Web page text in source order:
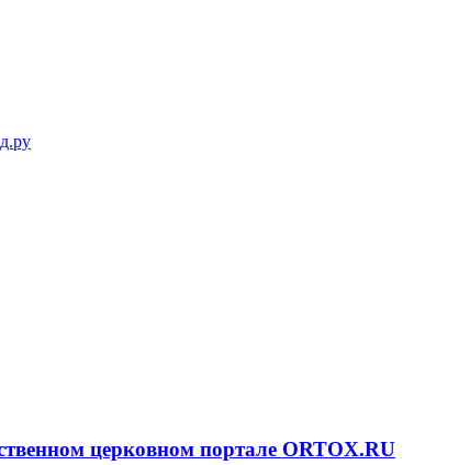
церковном портале ORTOX.RU